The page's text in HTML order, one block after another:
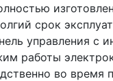
срок
управления с
работы
во время